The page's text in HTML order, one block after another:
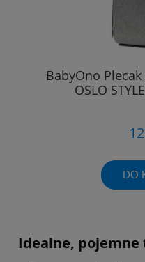
BabyOno
OSLO
DO
Idealne, pojemne